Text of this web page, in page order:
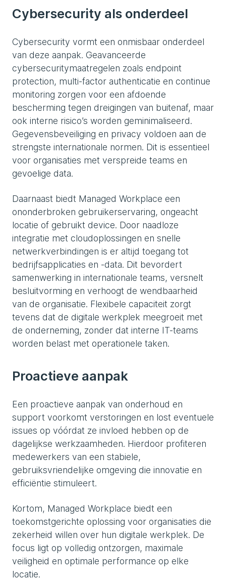
Cybersecurity als onderdeel
Cybersecurity vormt een onmisbaar onderdeel
van deze aanpak. Geavanceerde
cybersecuritymaatregelen zoals endpoint
protection, multi-factor authenticatie en continue
monitoring zorgen voor een afdoende
bescherming tegen dreigingen van buitenaf, maar
ook interne risico’s worden geminimaliseerd.
Gegevensbeveiliging en privacy voldoen aan de
strengste internationale normen. Dit is essentieel
voor organisaties met verspreide teams en
gevoelige data.
Daarnaast biedt Managed Workplace een
ononderbroken gebruikerservaring, ongeacht
locatie of gebruikt device. Door naadloze
integratie met cloudoplossingen en snelle
netwerkverbindingen is er altijd toegang tot
bedrijfsapplicaties en -data. Dit bevordert
samenwerking in internationale teams, versnelt
besluitvorming en verhoogt de wendbaarheid
van de organisatie. Flexibele capaciteit zorgt
tevens dat de digitale werkplek meegroeit met
de onderneming, zonder dat interne IT-teams
worden belast met operationele taken.
Proactieve aanpak
Een proactieve aanpak van onderhoud en
support voorkomt verstoringen en lost eventuele
issues op vóórdat ze invloed hebben op de
dagelijkse werkzaamheden. Hierdoor profiteren
medewerkers van een stabiele,
gebruiksvriendelijke omgeving die innovatie en
efficiëntie stimuleert.
Kortom, Managed Workplace biedt een
toekomstgerichte oplossing voor organisaties die
zekerheid willen over hun digitale werkplek. De
focus ligt op volledig ontzorgen, maximale
veiligheid en optimale performance op elke
locatie.